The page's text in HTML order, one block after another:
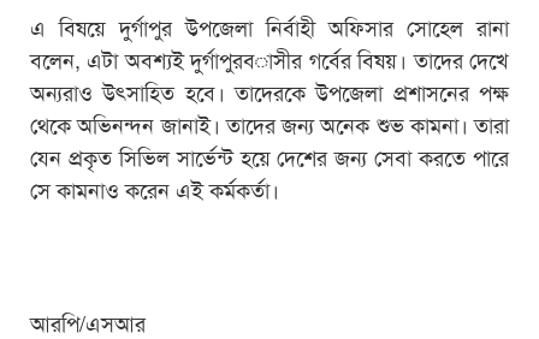
এ বিষয়ে দুর্গাপুর উপজেলা নির্বাহী অফিসার সোহেল রানা
বলেন, এটা অবশ্যই দুর্গাপুরবাসীর গর্বের বিষয়। তাদের দেখে
অন্যরাও উৎসাহিত হবে। তাদেরকে উপজেলা প্রশাসনের পক্ষ
থেকে অভিনন্দন জানাই। তাদের জন্য অনেক শুভ কামনা। তারা
যেন প্রকৃত সিভিল সার্ভেন্ট হয়ে দেশের জন্য সেবা করতে পারে
সে কামনাও করেন এই কর্মকর্তা।
আরপি/এসআর